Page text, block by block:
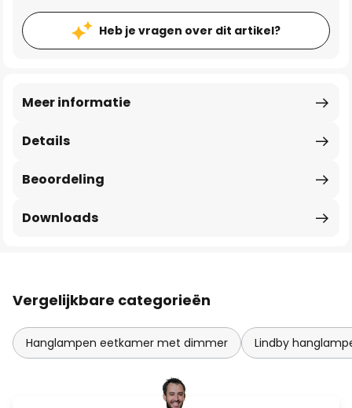
Heb je vragen over dit artikel?
Details
Meer informatie
Beoordeling
Downloads
Vergelijkbare categorieën
Hanglampen eetkamer met dimmer Lindby